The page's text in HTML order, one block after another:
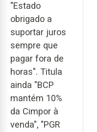
"Estado
obrigado a
suportar juros
sempre que
pagar fora de
horas". Titula
ainda "BCP
mantém 10%
da Cimpor à
venda", "PGR